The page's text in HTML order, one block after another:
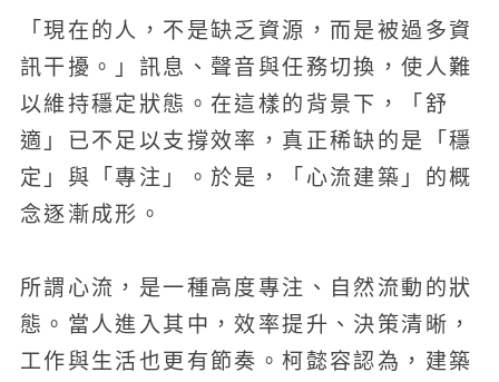
「現在的人，不是缺乏資源，而是被過多資
訊干擾。」訊息、聲音與任務切換，使人難
以維持穩定狀態。在這樣的背景下，「舒
適」已不足以支撐效率，真正稀缺的是「穩
定」與「專注」。於是，「心流建築」的概
念逐漸成形。
所謂心流，是一種高度專注、自然流動的狀
態。當人進入其中，效率提升、決策清晰，
工作與生活也更有節奏。柯懿容認為，建築